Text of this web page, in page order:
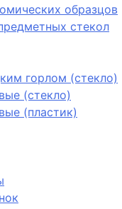
образцов
стекол
горлом (стекло)
(стекло)
(пластик)